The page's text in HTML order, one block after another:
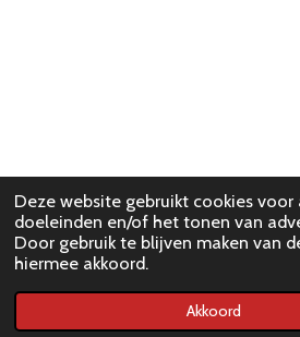
Deze website gebruikt cookies voor
doeleinden en/of het tonen van
Door gebruik te blijven maken van
hiermee akkoord.
Akkoord
E-mailadres